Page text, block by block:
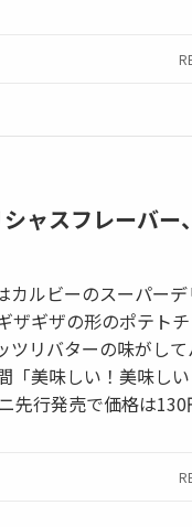
ャスフレーバー
ルビーのスーパー
ザギザの形のポテト
ツリバターの味がし
「美味しい！美味し
行発売で価格は130